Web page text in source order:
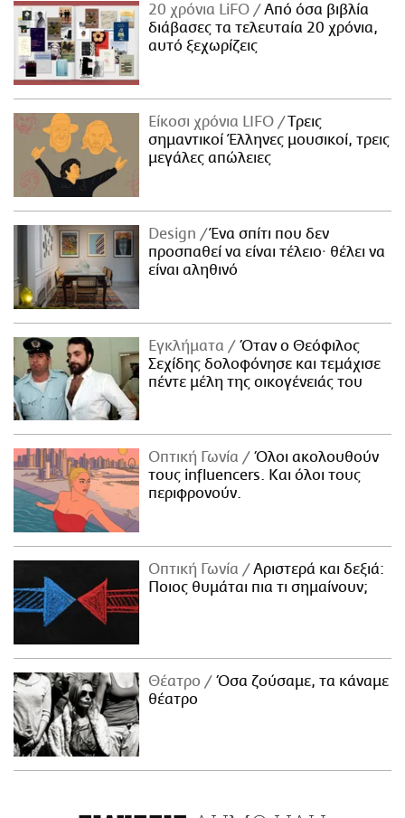
20 χρόνια LiFO
Από όσα βιβλία
διάβασες τα τελευταία 20 χρόνια,
αυτό ξεχωρίζεις
Είκοσι χρόνια LIFO
Tρεις
σημαντικοί Έλληνες μουσικοί, τρεις
μεγάλες απώλειες
Design
Ένα σπίτι που δεν
προσπαθεί να είναι τέλειο· θέλει να
είναι αληθινό
Εγκλήματα
Όταν ο Θεόφιλος
Σεχίδης δολοφόνησε και τεμάχισε
πέντε μέλη της οικογένειάς του
Οπτική Γωνία
Όλοι ακολουθούν
τους influencers. Και όλοι τους
περιφρονούν.
Οπτική Γωνία
Αριστερά και δεξιά:
Ποιος θυμάται πια τι σημαίνουν;
Θέατρο
Όσα ζούσαμε, τα κάναμε
θέατρο